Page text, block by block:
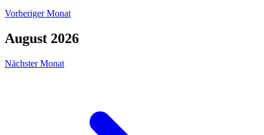
Vorheriger Monat
August 2026
Nächster Monat